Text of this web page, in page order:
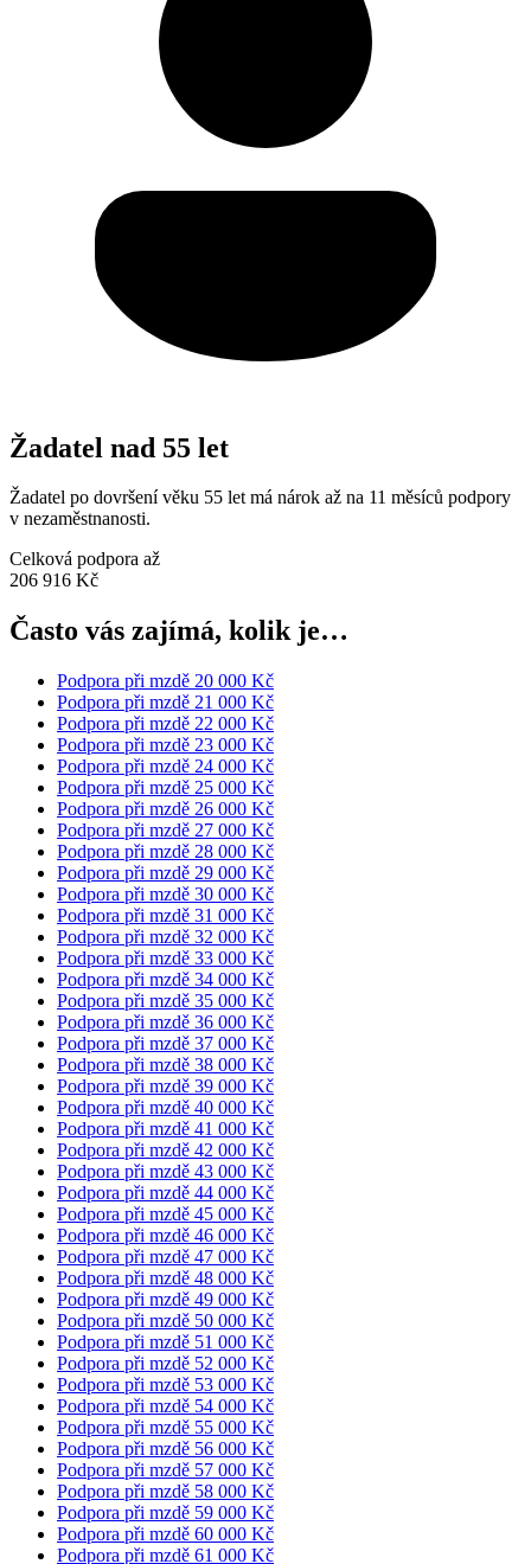
Žadatel nad 55 let
Žadatel po dovršení věku 55 let má nárok až na 11 měsíců podpory
v nezaměstnanosti.
Celková podpora až
206 916 Kč
Často vás zajímá, kolik je…
Podpora při mzdě 20 000 Kč
Podpora při mzdě 21 000 Kč
Podpora při mzdě 22 000 Kč
Podpora při mzdě 23 000 Kč
Podpora při mzdě 24 000 Kč
Podpora při mzdě 25 000 Kč
Podpora při mzdě 26 000 Kč
Podpora při mzdě 27 000 Kč
Podpora při mzdě 28 000 Kč
Podpora při mzdě 29 000 Kč
Podpora při mzdě 30 000 Kč
Podpora při mzdě 31 000 Kč
Podpora při mzdě 32 000 Kč
Podpora při mzdě 33 000 Kč
Podpora při mzdě 34 000 Kč
Podpora při mzdě 35 000 Kč
Podpora při mzdě 36 000 Kč
Podpora při mzdě 37 000 Kč
Podpora při mzdě 38 000 Kč
Podpora při mzdě 39 000 Kč
Podpora při mzdě 40 000 Kč
Podpora při mzdě 41 000 Kč
Podpora při mzdě 42 000 Kč
Podpora při mzdě 43 000 Kč
Podpora při mzdě 44 000 Kč
Podpora při mzdě 45 000 Kč
Podpora při mzdě 46 000 Kč
Podpora při mzdě 47 000 Kč
Podpora při mzdě 48 000 Kč
Podpora při mzdě 49 000 Kč
Podpora při mzdě 50 000 Kč
Podpora při mzdě 51 000 Kč
Podpora při mzdě 52 000 Kč
Podpora při mzdě 53 000 Kč
Podpora při mzdě 54 000 Kč
Podpora při mzdě 55 000 Kč
Podpora při mzdě 56 000 Kč
Podpora při mzdě 57 000 Kč
Podpora při mzdě 58 000 Kč
Podpora při mzdě 59 000 Kč
Podpora při mzdě 60 000 Kč
Podpora při mzdě 61 000 Kč